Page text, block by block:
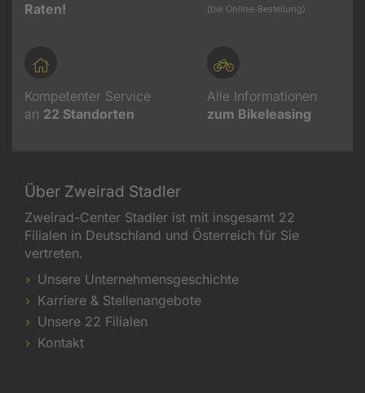
Raten!
(bei Online-Bestellung)
Kompetenter Service
an 22 Standorten
Alle Informationen
zum Bikeleasing
Über Zweirad Stadler
Zweirad-Center Stadler ist mit insgesamt 22
Filialen in Deutschland und Österreich für Sie
vertreten.
Unsere Unternehmensgeschichte
Karriere & Stellenangebote
Unsere 22 Filialen
Kontakt